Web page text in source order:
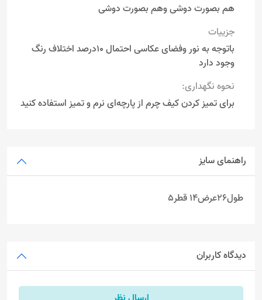
هم بصورت دوشی وهم بصورت دوشی
جزییات
باتوجه به نور وفضای عکاسی احتمال 10درصد اختلاف رنگ
وجود دارد
نحوه نگهداری:
برای تمیز کردن کیف چرم از پارچه‌ای نرم و تمیز استفاده کنید
راهنمای سایز
طول26عرض14 قطر5
دیدگاه کاربران